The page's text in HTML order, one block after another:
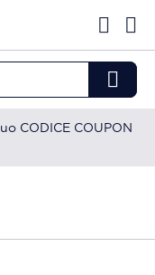
CODICE COUPON